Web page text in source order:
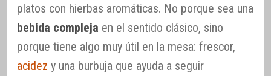
platos con hierbas aromáticas. No porque sea una
bebida compleja en el sentido clásico, sino
porque tiene algo muy útil en la mesa: frescor,
acidez y una burbuja que ayuda a seguir